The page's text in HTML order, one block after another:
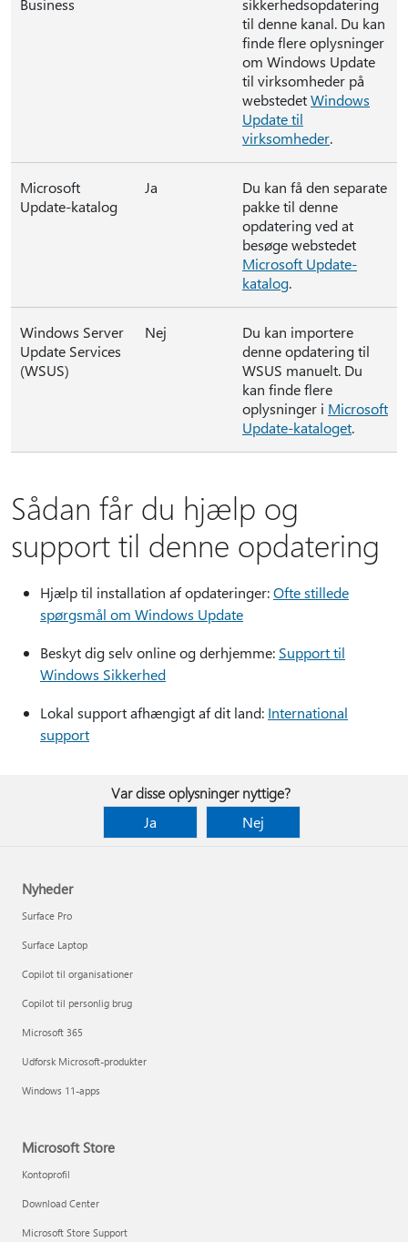
Business
sikkerhedsopdatering
til denne kanal. Du kan
finde flere oplysninger
om Windows Update
til virksomheder på
webstedetWindows
Update til
virksomheder.
Microsoft
Update-katalog
Ja
Du kan få den separate
pakke til denne
opdatering ved at
besøge webstedet
Microsoft Update-
katalog.
Windows Server
Update Services
(WSUS)
Nej
Du kan importere
denne opdatering til
WSUS manuelt. Du
kan finde flere
oplysninger i Microsoft
Update-kataloget.
Sådan får du hjælp og
support til denne opdatering
Hjælp til installation af opdateringer:Ofte stillede
spørgsmål om Windows Update
Beskyt dig selv online og derhjemme: Support til
Windows Sikkerhed
Lokal support afhængigt af dit land: International
support
Var disse oplysninger nyttige?
Ja
Nej
Nyheder
Surface Pro
Surface Laptop
Copilot til organisationer
Copilot til personlig brug
Microsoft 365
Udforsk Microsoft-produkter
Windows 11-apps
Microsoft Store
Kontoprofil
Download Center
Microsoft Store Support